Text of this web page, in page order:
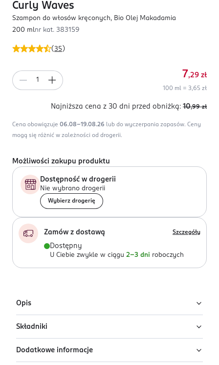
(35 )
Curly Waves
Szampon do włosów kręconych, Bio Olej Makadamia
200 mlnr kat. 383159
7,29 zł
100 ml = 3,65 zł
Najniższa cena z 30 dni przed obniżką: 10,99 zł
Cena obowiązuje 06.08-19.08.26 lub do wyczerpania zapasów. Ceny
mogą się różnić w zależności od drogerii.
Możliwości zakupu produktu
Dostępność w drogerii
Nie wybrano drogerii
Wybierz drogerię
Zamów z dostawą Szczegóły
Dostępny
U Ciebie zwykle w ciągu 2-3 dni roboczych
Opis
Cała siła loków naprzód!
Lekko pieniący się szampon Alterra Curly Waves
zapewnia Twoim włosom doskonałą pielęgnację,
Składniki
Ingredients: : AQUA, COCO-GLUCOSIDE, GLYCERIN,
Dodatkowe informacje